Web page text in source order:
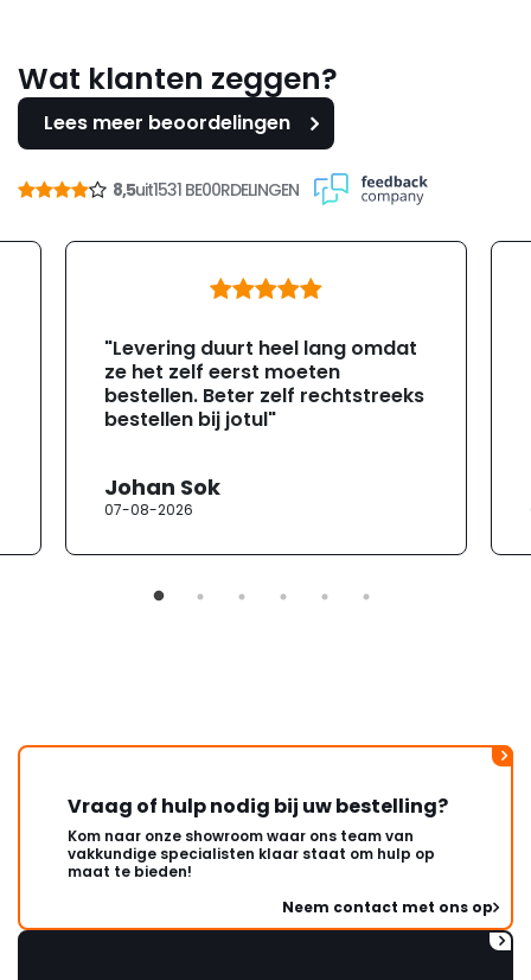
Wat klanten zeggen?
Lees meer beoordelingen
8,5uit1531 BE00RDELINGEN
"Levering duurt heel lang omdat
ze het zelf eerst moeten
bestellen. Beter zelf rechtstreeks
bestellen bij jotul"
Johan Sok
07-08-2026
Vraag of hulp nodig bij uw bestelling?
Kom naar onze showroom waar ons team van
vakkundige specialisten klaar staat om hulp op
maat te bieden!
Neem contact met ons op